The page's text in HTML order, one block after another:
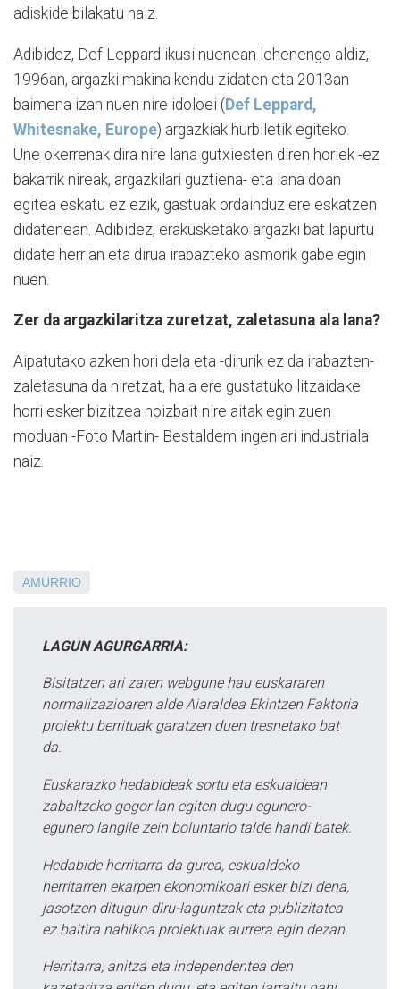
adiskide bilakatu naiz.
Adibidez, Def Leppard ikusi nuenean lehenengo aldiz,
1996an, argazki makina kendu zidaten eta 2013an
baimena izan nuen nire idoloei (Def Leppard,
Whitesnake, Europe) argazkiak hurbiletik egiteko.
Une okerrenak dira nire lana gutxiesten diren horiek -ez
bakarrik nireak, argazkilari guztiena- eta lana doan
egitea eskatu ez ezik, gastuak ordainduz ere eskatzen
didatenean. Adibidez, erakusketako argazki bat lapurtu
didate herrian eta dirua irabazteko asmorik gabe egin
nuen.
Zer da argazkilaritza zuretzat, zaletasuna ala lana?
Aipatutako azken hori dela eta -dirurik ez da irabazten-
zaletasuna da niretzat, hala ere gustatuko litzaidake
horri esker bizitzea noizbait nire aitak egin zuen
moduan -Foto Martín- Bestaldem ingeniari industriala
naiz.
AMURRIO
LAGUN AGURGARRIA:
Bisitatzen ari zaren webgune hau euskararen
normalizazioaren alde Aiaraldea Ekintzen Faktoria
proiektu berrituak garatzen duen tresnetako bat
da.
Euskarazko hedabideak sortu eta eskualdean
zabaltzeko gogor lan egiten dugu egunero-
egunero langile zein boluntario talde handi batek.
Hedabide herritarra da gurea, eskualdeko
herritarren ekarpen ekonomikoari esker bizi dena,
jasotzen ditugun diru-laguntzak eta publizitatea
ez baitira nahikoa proiektuak aurrera egin dezan.
Herritarra, anitza eta independentea den